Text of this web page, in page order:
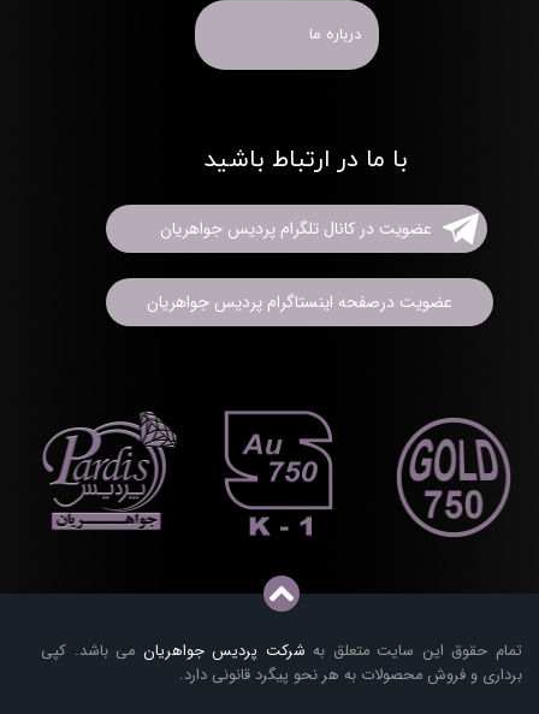
تمام حقوق این سایت متعلق به شرکت پردیس جواهریان می باشد. کپی
برداری و فروش محصولات به هر نحو پیگرد قانونی دارد.
درباره ما
با ما در ارتباط باشید
عضویت در کانال تلگرام پردیس جواهریان
عضویت درصفحه اینستاگرام پردیس جواهریان